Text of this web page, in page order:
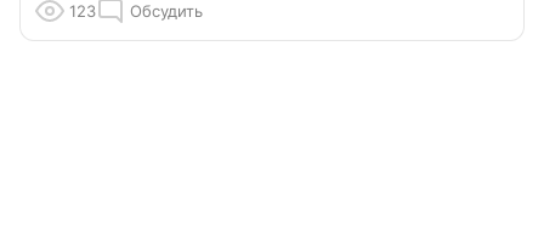
123 Обсудить